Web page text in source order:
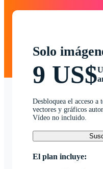
Solo
9 US$
Desbloquea el acceso a
vectores y gráficos
Vídeo no incluido.
El plan incluye: